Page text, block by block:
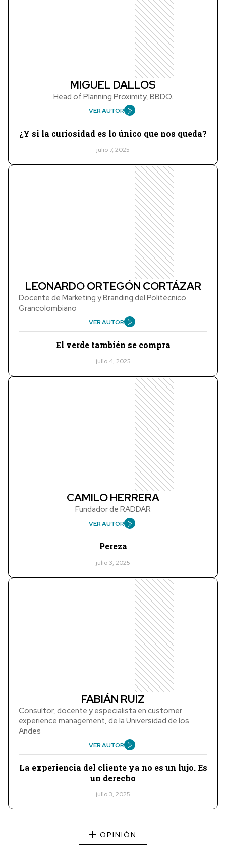
MIGUEL DALLOS
Head of Planning Proximity, BBDO.
VER AUTOR
¿Y si la curiosidad es lo único que nos queda?
julio 7, 2025
LEONARDO ORTEGÓN CORTÁZAR
Docente de Marketing y Branding del Politécnico
Grancolombiano
VER AUTOR
El verde también se compra
julio 4, 2025
CAMILO HERRERA
Fundador de RADDAR
VER AUTOR
Pereza
julio 3, 2025
FABIÁN RUIZ
Consultor, docente y especialista en customer
experience management, de la Universidad de los
Andes
VER AUTOR
La experiencia del cliente ya no es un lujo. Es
un derecho
julio 3, 2025
OPINIÓN